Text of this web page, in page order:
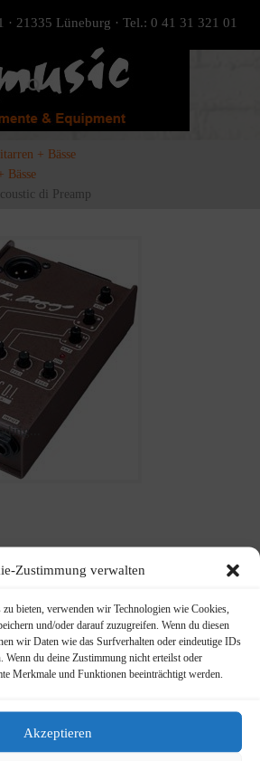
Zustimmung verwalten
bieten, verwenden wir Technologien wie Cookies,
und/oder darauf zuzugreifen. Wenn du diesen
wir Daten wie das Surfverhalten oder eindeutige IDs
Wenn du deine Zustimmung nicht erteilst oder
Merkmale und Funktionen beeinträchtigt werden.
Akzeptieren
· 21335 Lüneburg · Tel.: 0 41 31 321 01
+ Bässe
Bässe
di Preamp